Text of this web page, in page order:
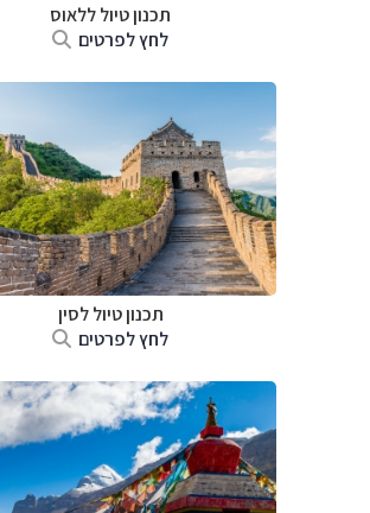
תכנון טיולללאוס
לחץ לפרטים
תכנון טיוללסין
לחץ לפרטים